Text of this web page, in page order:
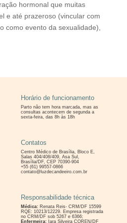
hormonal que muitas
e até prazeroso (vincular com
como evento da sexualidade),
Horário de funcionamento
Parto não tem hora marcada, mas as
consultas acontecem de segunda a
sexta-feira, das 8h às 18h
Contatos
Centro Médico de Brasília, Bloco E,
Salas 404/408/409, Asa Sul,
Brasília/DF, CEP 70390-904
+55 (61) 99557-0866
contato@luzdecandeeiro.com.br
Responsabilidade técnica
Médica:Renata Reis- CRM/DF 15599
RQE: 10213/12229. Empresa registrada
no CRM/DF sob 5267 e 6366;
Enfermeira:Iara Silveira COREN/DF